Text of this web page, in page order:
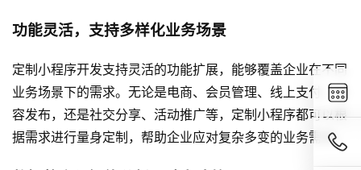
功能灵活，支持多样化业务场景
定制小程序开发支持灵活的功能扩展，能够覆盖企业在不同
业务场景下的需求。无论是电商、会员管理、线上支付、内
容发布，还是社交分享、活动推广等，定制小程序都可以根
据需求进行量身定制，帮助企业应对复杂多变的业务需求。